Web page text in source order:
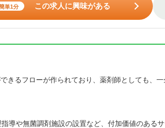
単1分 この求人に興味がある
きるフローが作られており、薬剤師としても、一
導や無菌調剤施設の設置など、付加価値のある